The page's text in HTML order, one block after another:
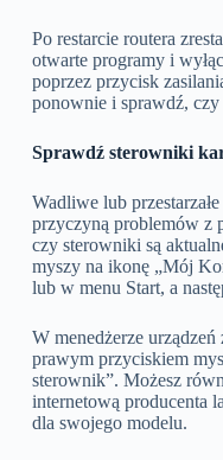
Po restarcie routera
otwarte programy i
poprzez przycisk
ponownie i sprawdź,
Sprawdź sterowniki
Wadliwe lub
przyczyną problemów z
czy sterowniki są
myszy na ikonę „Mój
lub w menu Start, a
W menedżerze
prawym przyciskiem
sterownik”. Możesz
internetową producenta
dla swojego modelu.